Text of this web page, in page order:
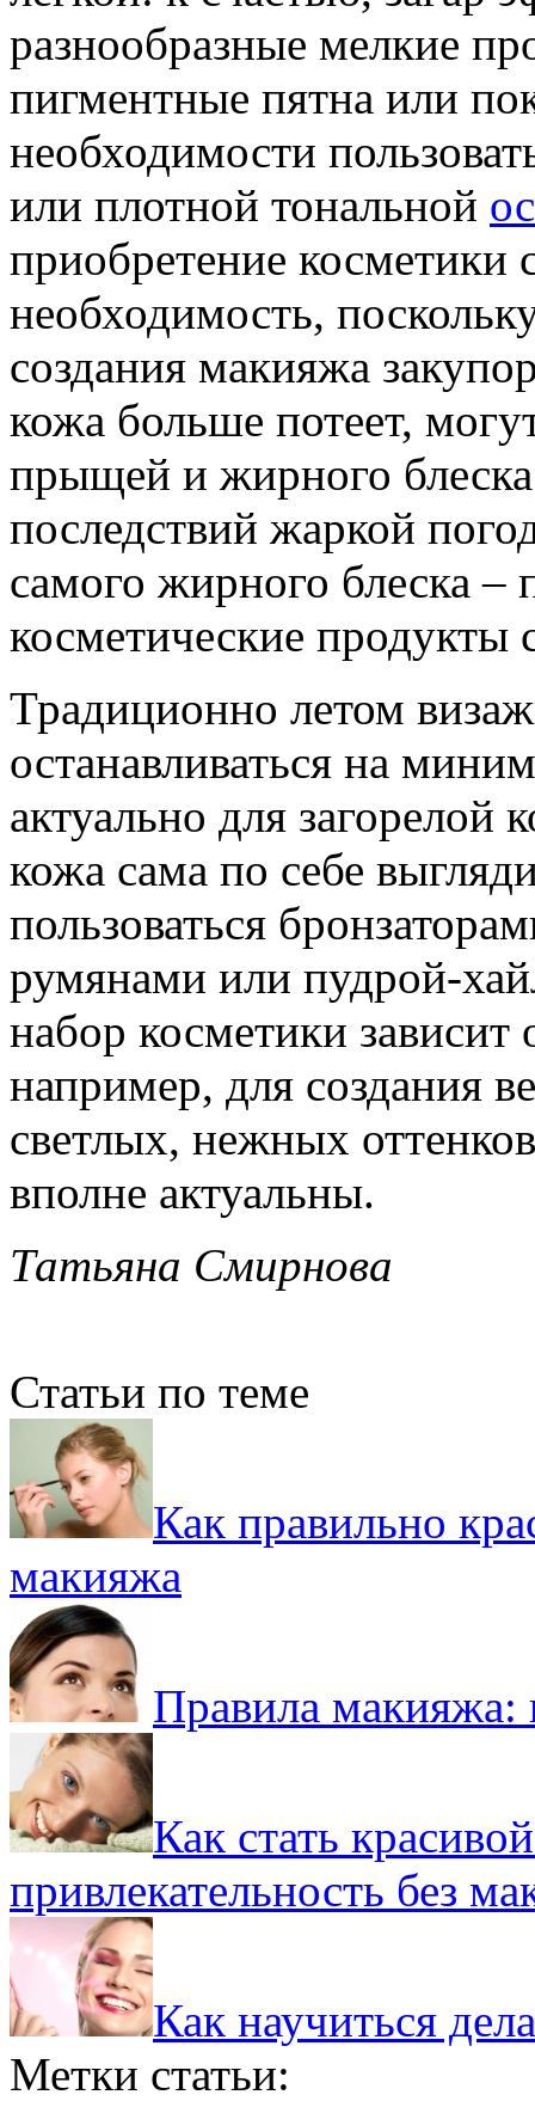
разнообразные мелкие
пигментные пятна или
необходимости
или плотной тональной
приобретение косметики
необходимость,
создания макияжа
кожа больше потеет,
прыщей и жирного
последствий жаркой
самого жирного блеска –
косметические
Традиционно летом
останавливаться на
актуально для загорелой
кожа сама по себе
пользоваться
румянами или пудрой-
набор косметики
например, для создания
светлых, нежных
вполне актуальны.
Татьяна Смирнова
Статьи по теме
Как правильно
макияжа
Правила макияжа:
Как стать
привлекательность без
Как научиться
Метки статьи: